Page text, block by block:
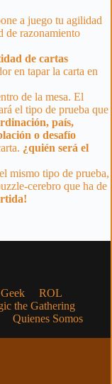
a juego tu agilidad
de razonamiento
de cartas
en tapar la carta en
de la mesa. El
el tipo de prueba que
país,
o desafío
¿quién será el
mismo tipo de prueba,
cerebro que ha de
ROL
the Gathering
Quienes Somos